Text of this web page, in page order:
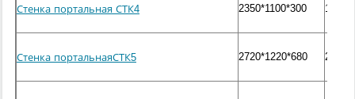
Стенка портальная СТК4 2350*1100*300 1500
Стенка портальнаяСТК5 2720*1220*680 2500